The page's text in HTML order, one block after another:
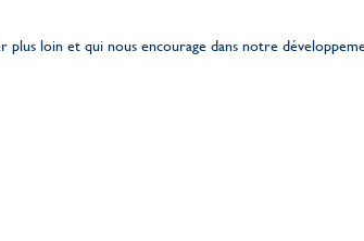
loin et qui nous encourage dans notre